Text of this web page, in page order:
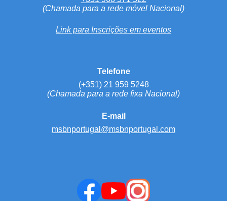
(Chamada para a rede móvel Nacional)
Link para Inscrições em eventos
Telefone
(+351) 21 959 5248
(Chamada para a rede fixa Nacional)
E-mail
msbnportugal@msbnportugal.com